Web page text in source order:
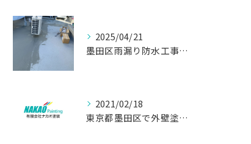
2025/04/21
墨田区雨漏り防水工事はナカオ塗装まで！！
2021/02/18
東京都墨田区で外壁塗り替え工事なら(有)ナカオ塗装にお任せ